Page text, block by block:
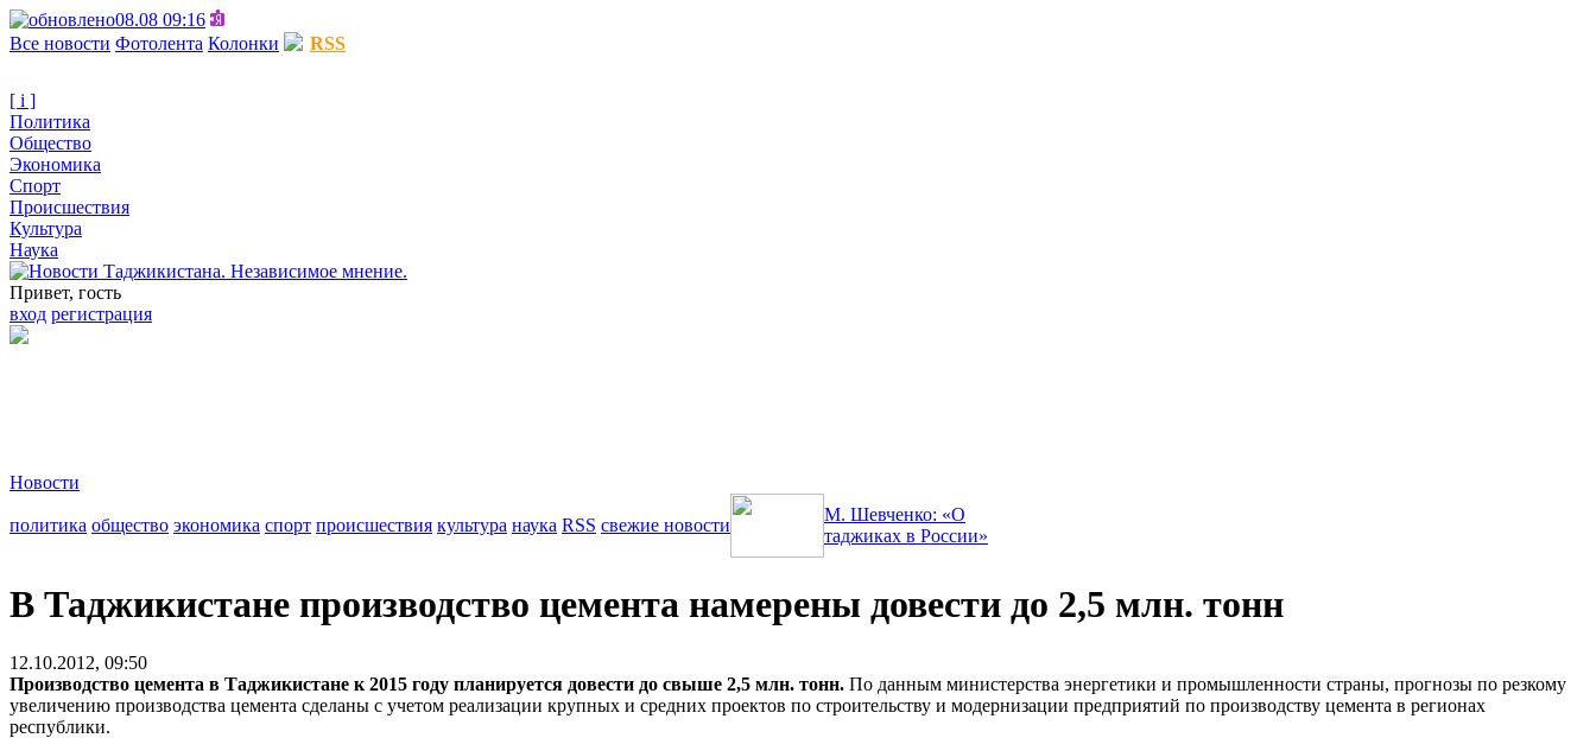
08.08 09:16
Все новости Фотолента Колонки RSS
[ i ]
Политика
Общество
Экономика
Спорт
Происшествия
Культура
Наука
Привет, гость
вход регистрация
Новости
политика общество экономика спорт происшествия культура наука RSS свежие новости
М. Шевченко: «О
таджиках в России»
В Таджикистане производство цемента намерены довести до 2,5 млн. тонн
12.10.2012, 09:50
Производство цемента в Таджикистане к 2015 году планируется довести до свыше 2,5 млн. тонн. По данным министерства энергетики и промышленности страны, прогнозы по резкому
увеличению производства цемента сделаны с учетом реализации крупных и средних проектов по строительству и модернизации предприятий по производству цемента в регионах
республики.